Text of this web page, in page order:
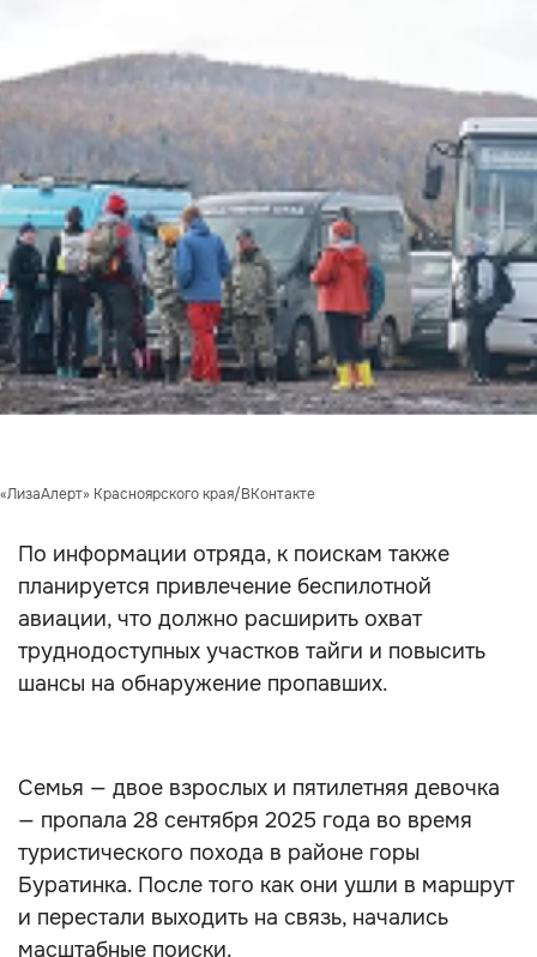
Красноярского края/ВКонтакте
По информации отряда, к поискам также
планируется привлечение беспилотной
авиации, что должно расширить охват
труднодоступных участков тайги и повысить
шансы на обнаружение пропавших.
Семья — двое взрослых и пятилетняя девочка
— пропала 28 сентября 2025 года во время
туристического похода в районе горы
Буратинка. После того как они ушли в маршрут
и перестали выходить на связь, начались
масштабные поиски.